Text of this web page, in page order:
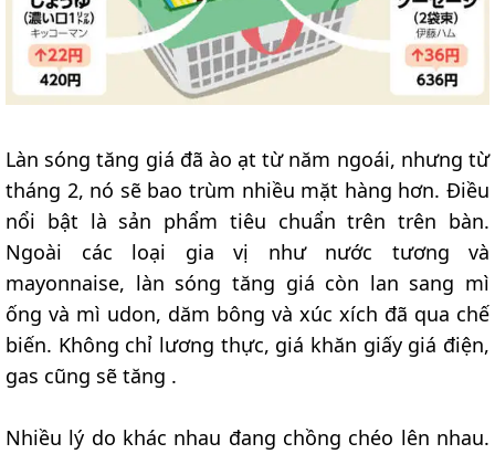
Làn sóng tăng giá đã ào ạt từ năm ngoái, nhưng từ
tháng 2, nó sẽ bao trùm nhiều mặt hàng hơn. Điều
nổi bật là sản phẩm tiêu chuẩn trên trên bàn.
Ngoài các loại gia vị như nước tương và
mayonnaise, làn sóng tăng giá còn lan sang mì
ống và mì udon, dăm bông và xúc xích đã qua chế
biến. Không chỉ lương thực, giá khăn giấy giá điện,
gas cũng sẽ tăng .
Nhiều lý do khác nhau đang chồng chéo lên nhau.